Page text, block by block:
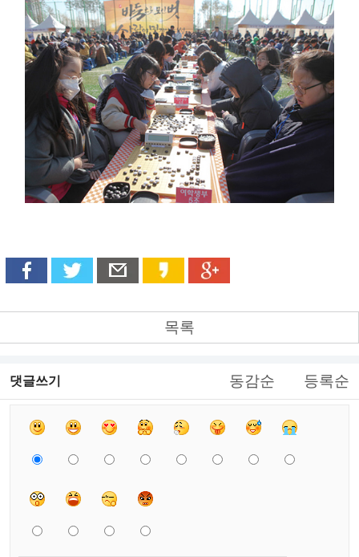
목록
댓글쓰기 동감순 등록순